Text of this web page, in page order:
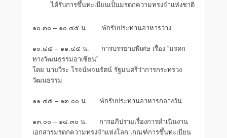
ได้รับการขึ้นทะเบียนเป็นมรดกความทรงจำแห่งชาติ
๑๐.๓๐ – ๑๐.๔๕ น. พักรับประทานอาหารว่าง
๑๐.๔๕ – ๑๑.๔๕ น. การบรรยายพิเศษ เรื่อง “มรดก
ทางวัฒนธรรมอาเซียน”
โดย นายวีระ โรจน์พจนรัตน์ รัฐมนตรีว่าการกระทรวง
วัฒนธรรม
๑๑.๔๕ – ๑๓.๐๐ น. พักรับประทานอาหารกลางวัน
๑๓.๐๐ – ๑๔.๓๐ น. การอภิปรายเรื่องการดำเนินงาน
เอกสารมรดกความทรงจำแห่งโลก เกณฑ์การขึ้นทะเบียน